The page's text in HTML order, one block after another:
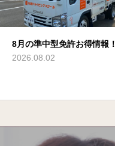
8月の準中型免許お得情報！
2026.08.02
8月の大型免許お得情報！
2026.08.02
8月の大型特殊免許お得情
報！